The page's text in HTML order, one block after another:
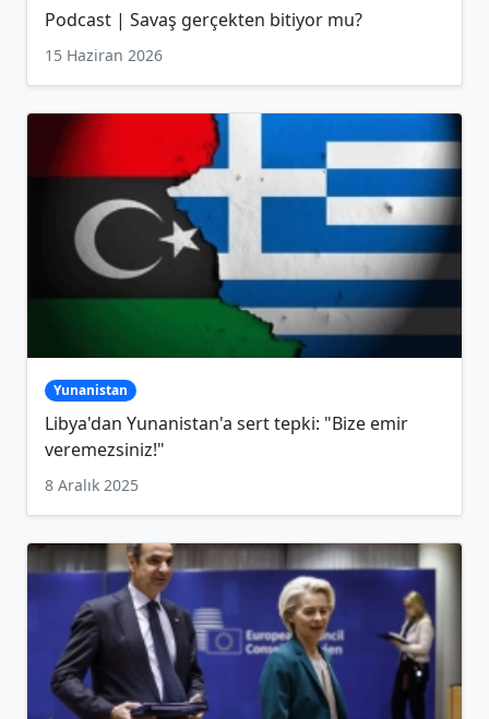
Podcast | Savaş gerçekten bitiyor mu?
15 Haziran 2026
Yunanistan
Libya'dan Yunanistan'a sert tepki: "Bize emir
veremezsiniz!"
8 Aralık 2025